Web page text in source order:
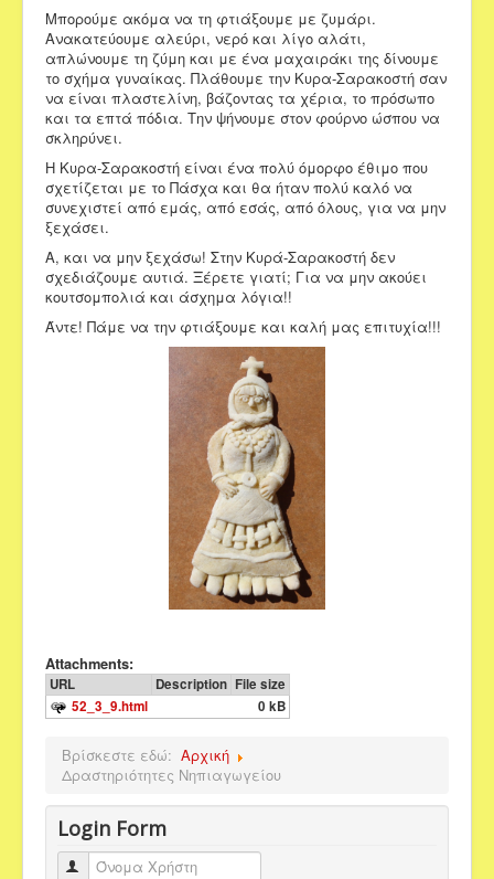
Μπορούμε ακόμα να τη φτιάξουμε με ζυμάρι.
Ανακατεύουμε αλεύρι, νερό και λίγο αλάτι,
απλώνουμε τη ζύμη και με ένα μαχαιράκι της δίνουμε
το σχήμα γυναίκας. Πλάθουμε την Κυρα-Σαρακοστή σαν
να είναι πλαστελίνη, βάζοντας τα χέρια, το πρόσωπο
και τα επτά πόδια. Την ψήνουμε στον φούρνο ώσπου να
σκληρύνει.
Η Κυρα-Σαρακοστή είναι ένα πολύ όμορφο έθιμο που
σχετίζεται με το Πάσχα και θα ήταν πολύ καλό να
συνεχιστεί από εμάς, από εσάς, από όλους, για να μην
ξεχάσει.
Α, και να μην ξεχάσω! Στην Κυρά-Σαρακοστή δεν
σχεδιάζουμε αυτιά. Ξέρετε γιατί; Για να μην ακούει
κουτσομπολιά και άσχημα λόγια!!
Άντε! Πάμε να την φτιάξουμε και καλή μας επιτυχία!!!
Attachments:
URL Description File size
52_3_9.html
0 kB
Βρίσκεστε εδώ: Αρχική
Δραστηριότητες Νηπιαγωγείου
Login Form
Όνομα Χρήστη